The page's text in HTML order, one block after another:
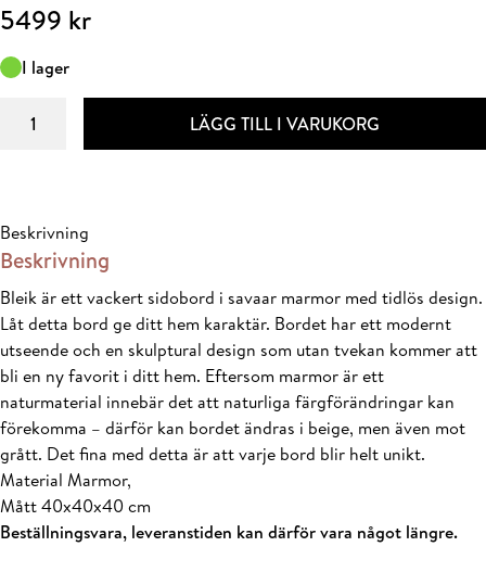
5499 kr
I lager
Sideboard
LÄGG TILL I VARUKORG
Beskrivning
Beskrivning
Bleik är ett vackert sidobord i savaar marmor med tidlös design.
Låt detta bord ge ditt hem karaktär. Bordet har ett modernt
utseende och en skulptural design som utan tvekan kommer att
bli en ny favorit i ditt hem. Eftersom marmor är ett
naturmaterial innebär det att naturliga färgförändringar kan
förekomma – därför kan bordet ändras i beige, men även mot
grått. Det fina med detta är att varje bord blir helt unikt.
Material Marmor,
Mått40x40x40 cm
Beställningsvara, leveranstiden kan därför vara något längre.